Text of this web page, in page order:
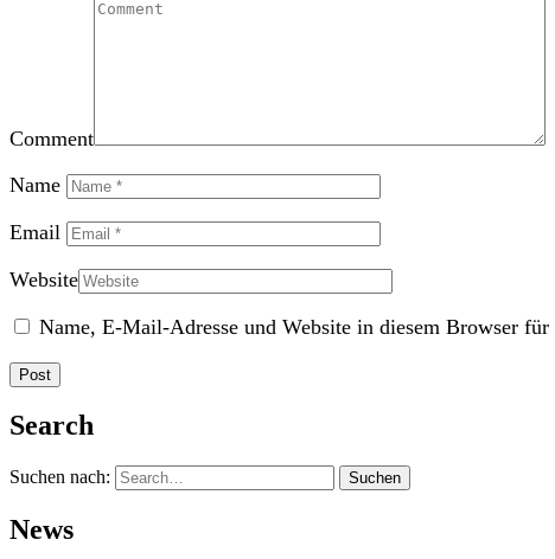
Comment
Name
Email
Website
Name, E-Mail-Adresse und Website in diesem Browser
Search
Suchen nach:
News